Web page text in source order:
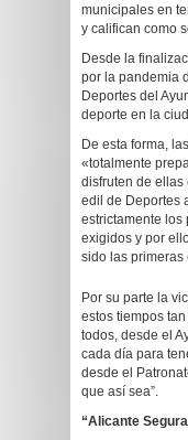
municipales en
y califican como
Desde la
por la pandemia
Deportes del
deporte en la
De esta forma,
«totalmente
disfruten de ellas
edil de Deportes
estrictamente
exigidos y por
sido las primeras
Por su parte la
estos tiempos
todos, desde el
cada día para
desde el
que así sea”.
“Alicante